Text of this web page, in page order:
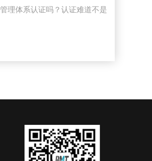
理体系认证​吗？认证难道不是